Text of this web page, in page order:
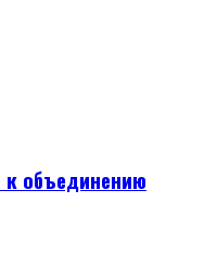
к объединению